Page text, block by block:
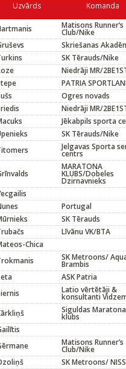
Uzvārds Komanda
Matisons Runner’s
Club/Nike
Skriešanas
SK Tērauds/Nike
Niedrāji MR/
PATRIA
Ogres novads
Niedrāji MR/
Jēkabpils sporta
SK Tērauds/Nike
Jelgavas Sporta
centrs
MARATONA
KLUBS/Dobeles
Dzirnavnieks
Portugal
SK Tērauds
Līvānu VK/BTA
Chica
SK Metroons/
Brambis
ASK Patria
Latio vērtētāji &
konsultanti
Siguldas Maratona
klubs
Matisons Runner’s
Club/Nike
SK Metroons/